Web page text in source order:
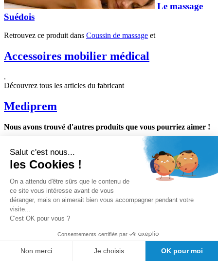
Le massage
Suédois
Retrouvez ce produit dans Coussin de massage et
Accessoires mobilier médical
.
Découvrez tous les articles du fabricant
Mediprem
Nous avons trouvé d'autres produits que vous pourriez aimer !
Nos avantages clients
Conseil avant vente
Meilleurs prix du web
Expedition sous 24/48h
Des
milliers de références de marque au meilleur prix.
Satisfaction client Girodmedical
Salut c'est nous...
les Cookies !
On a attendu d'être sûrs que le contenu de
ce site vous intéresse avant de vous
déranger, mais on aimerait bien vous accompagner pendant votre
visite...
C'est OK pour vous ?
Consentements certifiés par
Non merci Je choisis OK pour moi